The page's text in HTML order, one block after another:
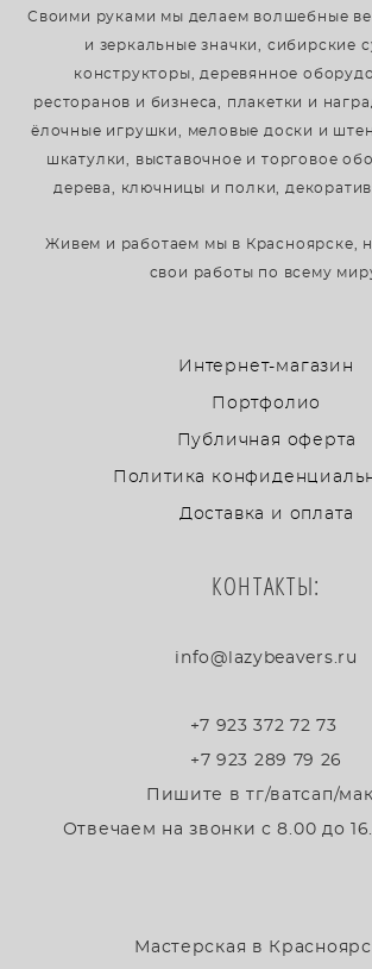
Своими руками мы делаем волшебные
и зеркальные значки, сибирские
конструкторы, деревянное
ресторанов и бизнеса, плакетки и
ёлочные игрушки, меловые доски и
шкатулки, выставочное и торговое
дерева, ключницы и полки,
Живем и работаем мы в Красноярске,
свои работы по всему
Интернет-магазин
Портфолио
Публичная оферта
Политика
Доставка и оплата
КОНТАКТЫ:
info@lazybeavers.ru
+7 923 372 72 73
+7 923 289 79 26
Пишите в тг/ватсап/
Отвечаем на звонки с 8.00 до
Мастерская в